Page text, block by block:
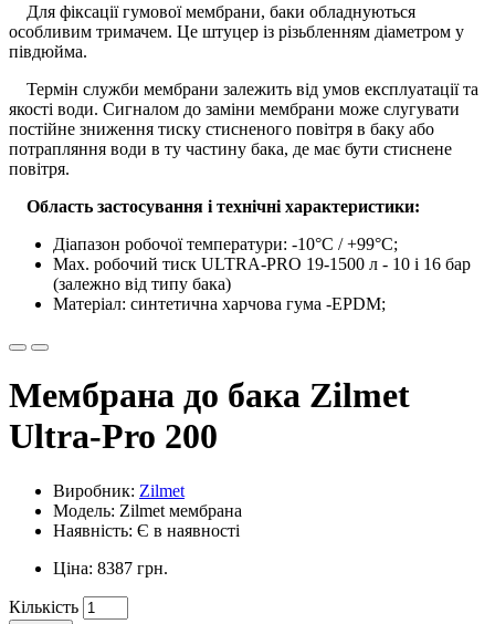
Для фіксації гумової мембрани, баки обладнуються
особливим тримачем. Це штуцер із різьбленням діаметром у
півдюйма.
Термін служби мембрани залежить від умов експлуатації та
якості води. Сигналом до заміни мембрани може слугувати
постійне зниження тиску стисненого повітря в баку або
потрапляння води в ту частину бака, де має бути стиснене
повітря.
Область застосування і технічні характеристики:
Діапазон робочої температури: -10°С / +99°С;
Max. робочий тиск ULTRA-PRO 19-1500 л - 10 і 16 бар
(залежно від типу бака)
Матеріал: синтетична харчова гума -EPDM;
Мембрана до бака Zilmet
Ultra-Pro 200
Виробник: Zilmet
Модель: Zilmet мембрана
Наявність: Є в наявності
Ціна: 8387 грн.
Кількість